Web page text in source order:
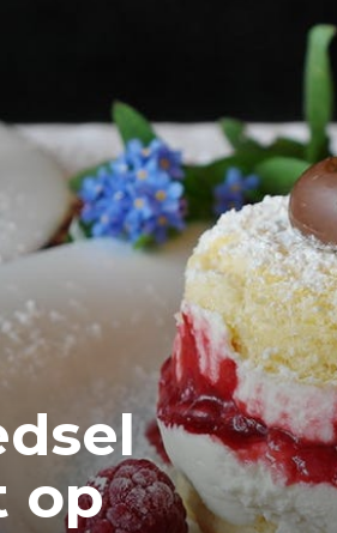
op